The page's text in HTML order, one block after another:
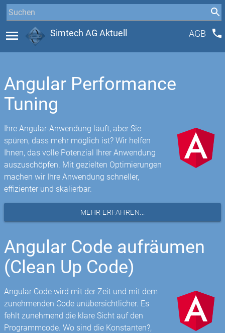
menu Simtech AG Aktuell AGB phone
Angular Performance
Tuning
Ihre Angular-Anwendung läuft, aber Sie
spüren, dass mehr möglich ist? Wir helfen
Ihnen, das volle Potenzial Ihrer Anwendung
auszuschöpfen. Mit gezielten Optimierungen
machen wir Ihre Anwendung schneller,
effizienter und skalierbar.
MEHR ERFAHREN...
Angular Code aufräumen
(Clean Up Code)
Angular Code wird mit der Zeit und mit dem
zunehmenden Code unübersichtlicher. Es
fehlt zunehmend die klare Sicht auf den
Programmcode. Wo sind die Konstanten?,